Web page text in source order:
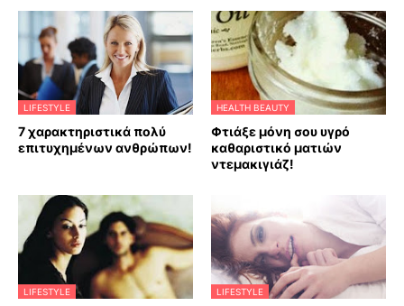
LIFESTYLE
7 χαρακτηριστικά πολύ
επιτυχημένων ανθρώπων!
HEALTH BEAUTY
Φτιάξε μόνη σου υγρό
καθαριστικό ματιών
ντεμακιγιάζ!
LIFESTYLE LIFESTYLE